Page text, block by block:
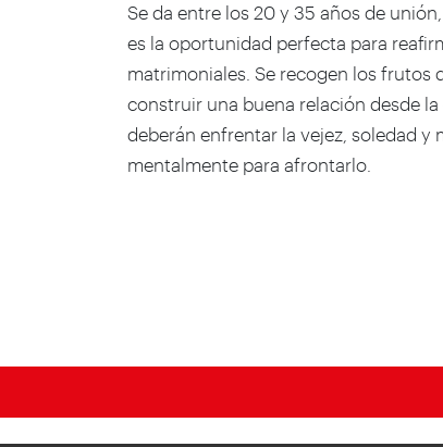
Se da entre los 20 y 35 años de
es la oportunidad perfecta para
matrimoniales. Se recogen los frutos
construir una buena relación desde
deberán enfrentar la vejez, soledad
mentalmente para afrontarlo.